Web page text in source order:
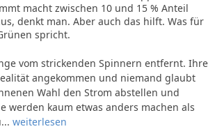
macht zwischen 10 und 15 % Anteil
denkt man. Aber auch das hilft. Was für
spricht.
vom strickenden Spinnern entfernt. Ihre
angekommen und niemand glaubt
Wahl den Strom abstellen und
werden kaum etwas anders machen als
weiterlesen